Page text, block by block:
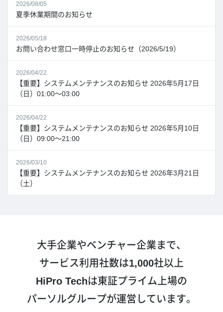
2026/08/05
夏季休業期間のお知らせ
2026/05/18
お問い合わせ窓口一時停止のお知らせ（2026/5/19）
2026/04/22
【重要】システムメンテナンスのお知らせ 2026年5月17日
（日）01:00～03:00
2026/04/22
【重要】システムメンテナンスのお知らせ 2026年5月10日
（日）09:00～21:00
2026/03/10
【重要】システムメンテナンスのお知らせ 2026年3月21日
（土）
大手企業やベンチャー企業まで、
サービス利用社数は1,000社以上
HiPro Techは東証プライム上場の
パーソルグループが運営しています。